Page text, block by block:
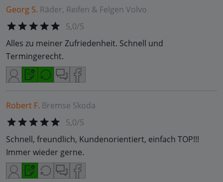
Georg S. Räder, Reifen & Felgen Volvo
5,0/5
Alles zu meiner Zufriedenheit. Schnell und
Termingerecht.
Robert F. Bremse Skoda
5,0/5
Schnell, freundlich, Kundenorientiert, einfach TOP!!!
Immer wieder gerne.